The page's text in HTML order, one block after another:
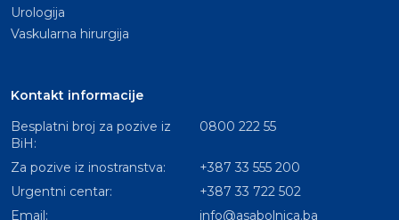
Urologija
Vaskularna hirurgija
Kontakt informacije
Besplatni broj za pozive iz
BiH:
0800 222 55
Za pozive iz inostranstva:
+387 33 555 200
Urgentni centar:
+387 33 722 502
Email:
info@asabolnica.ba